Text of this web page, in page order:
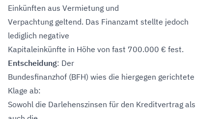
Einkünften aus Vermietung und
Verpachtung geltend. Das Finanzamt stellte jedoch
lediglich negative
Kapitaleinkünfte in Höhe von fast 700.000 € fest.
Entscheidung: Der
Bundesfinanzhof (BFH) wies die hiergegen gerichtete
Klage ab:
Sowohl die Darlehenszinsen für den Kreditvertrag als